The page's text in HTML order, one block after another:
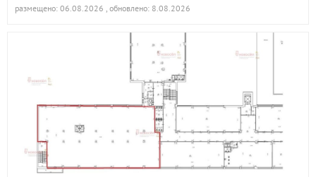
размещено: 06.08.2026 , обновлено: 8.08.2026